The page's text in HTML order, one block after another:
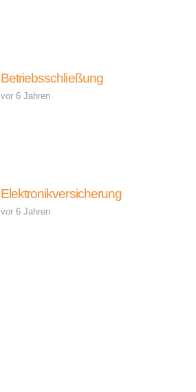
Betriebsschließung
vor 6 Jahren
Elektronikversicherung
vor 6 Jahren